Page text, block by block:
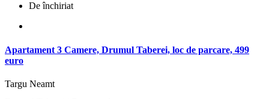
De închiriat
Apartament 3 Camere, Drumul Taberei, loc de parcare, 499
euro
Targu Neamt